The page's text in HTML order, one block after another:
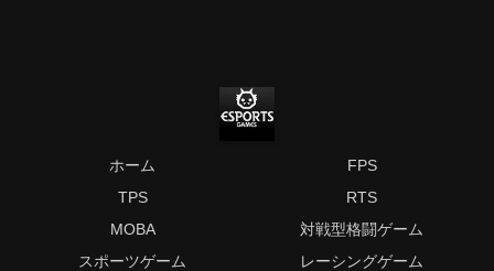
ホーム
FPS
TPS
RTS
MOBA
対戦型格闘ゲーム
スポーツゲーム
レーシングゲーム